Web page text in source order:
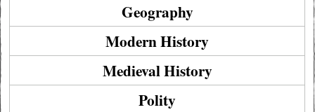
Geography
Modern History
Medieval History
Polity